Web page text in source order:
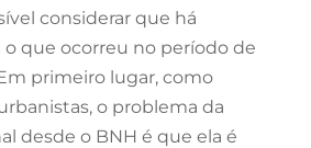
considerar que há
que ocorreu no período de
primeiro lugar, como
o problema da
desde o BNH é que ela é